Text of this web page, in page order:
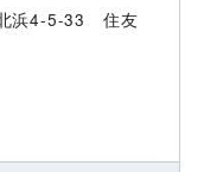
浜4-5-33 住友